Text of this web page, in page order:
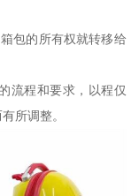
包的所有权就转移给
流程和要求，以程仅
所调整。